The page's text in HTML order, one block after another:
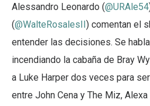
Alessandro Leonardo (@URAle54
(@WalteRosalesII) comentan el
entender las decisiones. Se
incendiando la cabaña de Bray
a Luke Harper dos veces para
entre John Cena y The Miz,